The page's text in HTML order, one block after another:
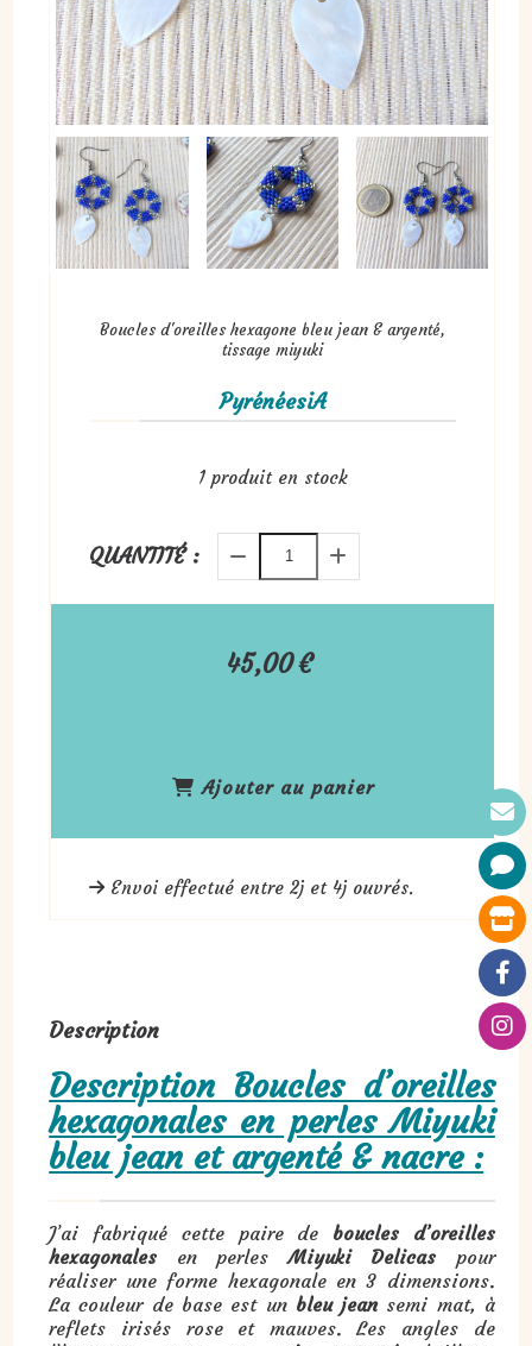
Boucles d'oreilles hexagone bleu jean & argenté,
tissage miyuki
PyrénéesiA
45,00€
1produit en stock
QUANTITÉ :
Ajouter au panier
Envoi effectué entre 2j et 4j ouvrés.
Description
Description Boucles d’oreilles
hexagonales en perles Miyuki
bleu jean et argenté & nacre :
J’ai fabriqué cette paire de boucles d’oreilles
hexagonales en perlesMiyuki Delicas pour
réaliser une forme hexagonale en 3 dimensions.
La couleur de base est un bleu jean semi mat, à
reflets irisés rose et mauves. Les angles de